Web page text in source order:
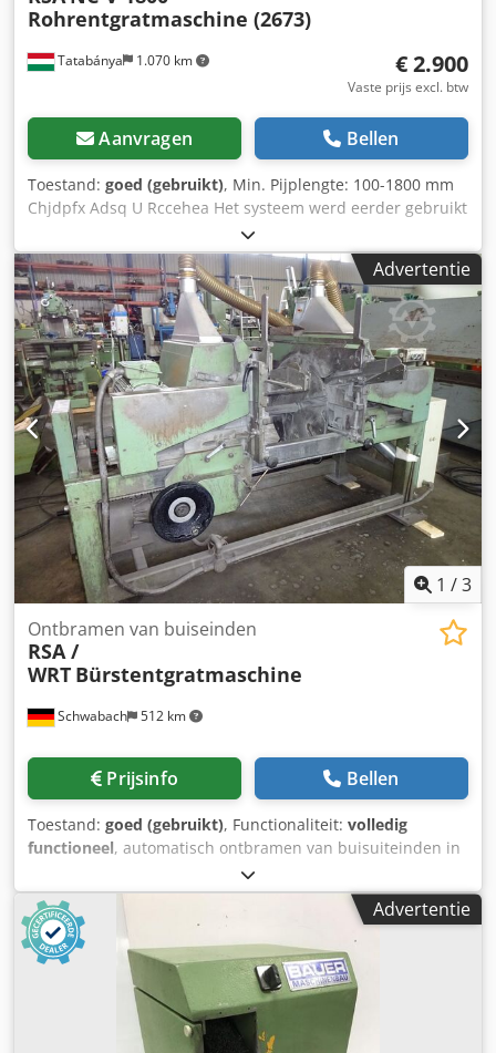
Tatabánya 1.070 km
Rohrentgratmaschine (2673)
€ 2.900
Vaste prijs excl. btw
Aanvragen Bellen
Toestand: goed (gebruikt), Min. Pijplengte: 100-1800 mm
Chjdpfx Adsq U Rccehea Het systeem werd eerder gebruikt
voor het ontbramen van afgezaagde pijpen!
Advertentie
1 /3
Schwabach 512 km
Ontbramen van buiseinden
RSA /
WRT Bürstentgratmaschine
Prijsinfo Bellen
Toestand: goed (gebruikt), Functionaliteit: volledig
functioneel, automatisch ontbramen van buisuiteinden in
een continu proces --- buislengte max. 600 mm Maximale
buisdiameter 30 mm borstellengte ca. 450 mm Csdpfxszg
Tfwj Adhsha Borsteltoerental 2000 tpm 2
borstelaandrijfmotoren, elk 5,5 kW
Advertentie